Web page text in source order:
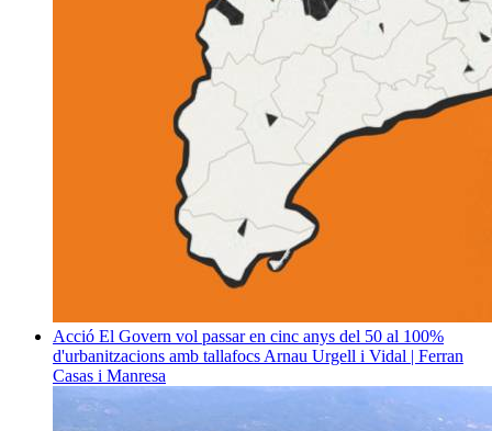
Acció El Govern vol passar en cinc anys del 50 al 100%
d'urbanitzacions amb tallafocs Arnau Urgell i Vidal | Ferran
Casas i Manresa